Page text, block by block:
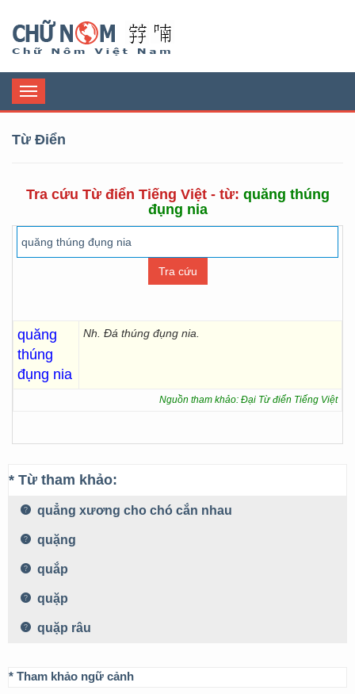
Toggle
navigation
Từ Điển
Tra cứu Từ điển Tiếng Việt - từ: quăng thúng
đụng nia
quăng
thúng
đụng nia
Nh. Đá thúng đụng nia.
Nguồn tham khảo: Đại Từ điển Tiếng Việt
* Từ tham khảo:
quẳng xương cho chó cắn nhau
quặng
quắp
quặp
quặp râu
* Tham khảo ngữ cảnh